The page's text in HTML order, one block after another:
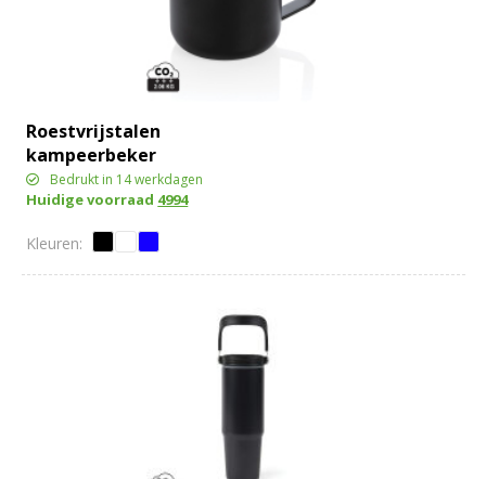
Roestvrijstalen
kampeerbeker
Bedrukt in 14 werkdagen
Huidige voorraad 4994